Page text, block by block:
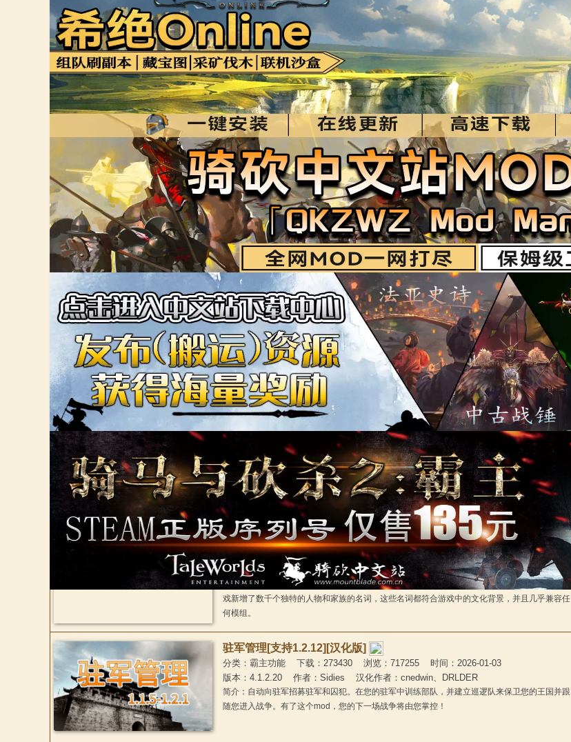
站
分类：骑砍2:霸主MOD 下载：1928 浏览：7011 时间：2026-01-13
大小：300M 作者：史蒂文·布拉斯特 汉化作者：杰洛的阿然
简介：这个模组改变了传统的婚姻行为，加入了调情、婚外情和因爱而结婚等元素，并加入了
NPC的反应。它可以通过MCM菜单进行高度自定义，因此你可以享受更丰富的游戏体验，或者
在游戏世界中掀起情感风暴。
复杂的角色 (Complex Characters) 汉化版
分类：霸主功能 下载：6736 浏览：35403 时间：2026-01-12
大小：1.01 MB 版本：1.0.7 作者：Bloc 汉化作者：Cartoonist57
简介：复杂的角色 (Complex Characters) 这款模组透过新增超过 500 条基於情境的对话，使玩
家和 NPC 的互动更有沉浸感，并且能反映玩家的行为。此外，它还引入了一个全新的「野心系
统」，让贵族领主与女士们拥有独特的个性与目标，进而影响他们在战役地图上的行动。
流浪者加入家族
分类：霸主功能 下载：1196 浏览：8974 时间：2026-01-10
大小：7KB 版本：1.3.1 作者：cezar135，TadasTheLithuanian 汉化作者：windy
爱情公寓
简介：AI招募流浪者和领主加入队伍。AI将流浪者晋升为领主。以及更多功能。
增援系统【支持1.2.12】【无需四前置】
分类：霸主功能 下载：28715 浏览：115756 时间：2026-01-09
大小：440k 版本：1.2.12 作者：ShutUpMalfoy 汉化作者：墨染衣
简介：正常情况下，那支军团只会在你的战斗结束后出来收拾残局。 现在，使用这个MOD，只
要你在战斗中坚持一段时间， 这支325人的军团就会作为援军出现在你的战场上，
战功册封【支持1.3.10】
分类：霸主功能 下载：4091 浏览：13611 时间：2026-01-05
作者：SKatagiri 汉化作者：DCSGVDS
简介：该MOD可以将玩家部队的精锐士兵提拔成NPC，为玩家增加战斗力，只要你的士兵足够
勇猛，提拔成NPC。
历史风格名词扩充 (Historical Name Expansion) 汉化文件
分类：霸主功能 下载：1586 浏览：11438 时间：2026-01-04
大小：1.52 MB 版本：1.1.8 作者：4lga6a5ka 汉化作者：Cartoonist57
简介：《历史风格名词扩充 Historical Name Expansion》是一个重量级的名词库模组，它为游
戏新增了数千个独特的人物和家族的名词，这些名词都符合游戏中的文化背景，并且几乎兼容任
何模组。
驻军管理[支持1.2.12][汉化版]
分类：霸主功能 下载：273430 浏览：717255 时间：2026-01-03
版本：4.1.2.20 作者：Sidies 汉化作者：cnedwin、DRLDER
简介：自动向驻军招募驻军和囚犯。在您的驻军中训练部队，并建立巡逻队来保卫您的王国并跟
随您进入战争。有了这个mod，您的下一场战争将由您掌控！